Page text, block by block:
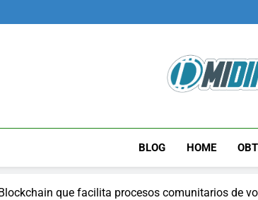
BLOG HOME
que facilita procesos comunitarios de